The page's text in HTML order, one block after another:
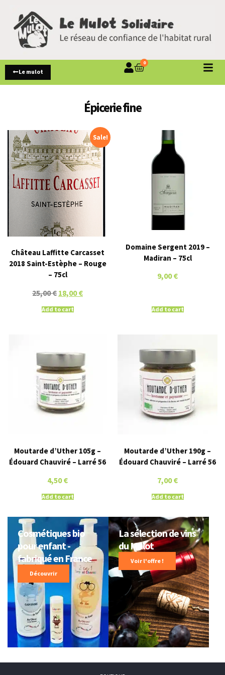
Le mulot
0
Épicerie fine
Cosmétiques bio
pour enfant -
fabriqué en France
Découvrir
La sélection de vins
du Mulot
Voir l'offre !
Sale!
Château Laffitte Carcasset
2018 Saint-Estèphe – Rouge
– 75cl
25,00€ 18,00€
Add to cart
Domaine Sergent 2019 –
Madiran – 75cl
9,00€
Add to cart
Moutarde d’Uther 105g –
Édouard Chauviré – Larré 56
4,50€
Add to cart
Moutarde d’Uther 190g –
Édouard Chauviré – Larré 56
7,00€
Add to cart